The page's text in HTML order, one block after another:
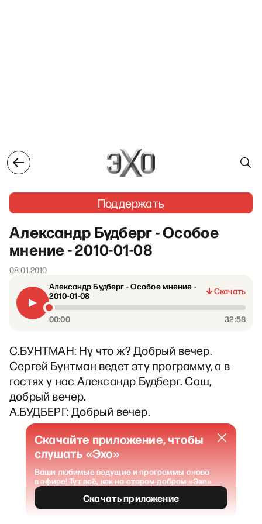
Поддержать
Александр Будберг - Особое
мнение - 2010-01-08
08.01.2010
Александр Будберг - Особое мнение -
2010-01-08
Скачать
00:00 32:58
С.БУНТМАН: Ну что ж? Добрый вечер.
Сергей Бунтман ведет эту программу, а в
гостях у нас Александр Будберг. Саш,
добрый вечер.
А.БУДБЕРГ: Добрый вечер.
Скачайте приложение, чтобы
слушать «Эхо»
Ваши любимые ведущие и программы снова
в эфире! Тут всё, как на старом добром «Эхе»
Скачать приложение